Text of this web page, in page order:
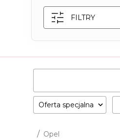
FILTRY
/ Opel
Oferta specjalna